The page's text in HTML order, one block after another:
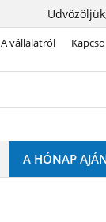
A vállalatról
A HÓNAP